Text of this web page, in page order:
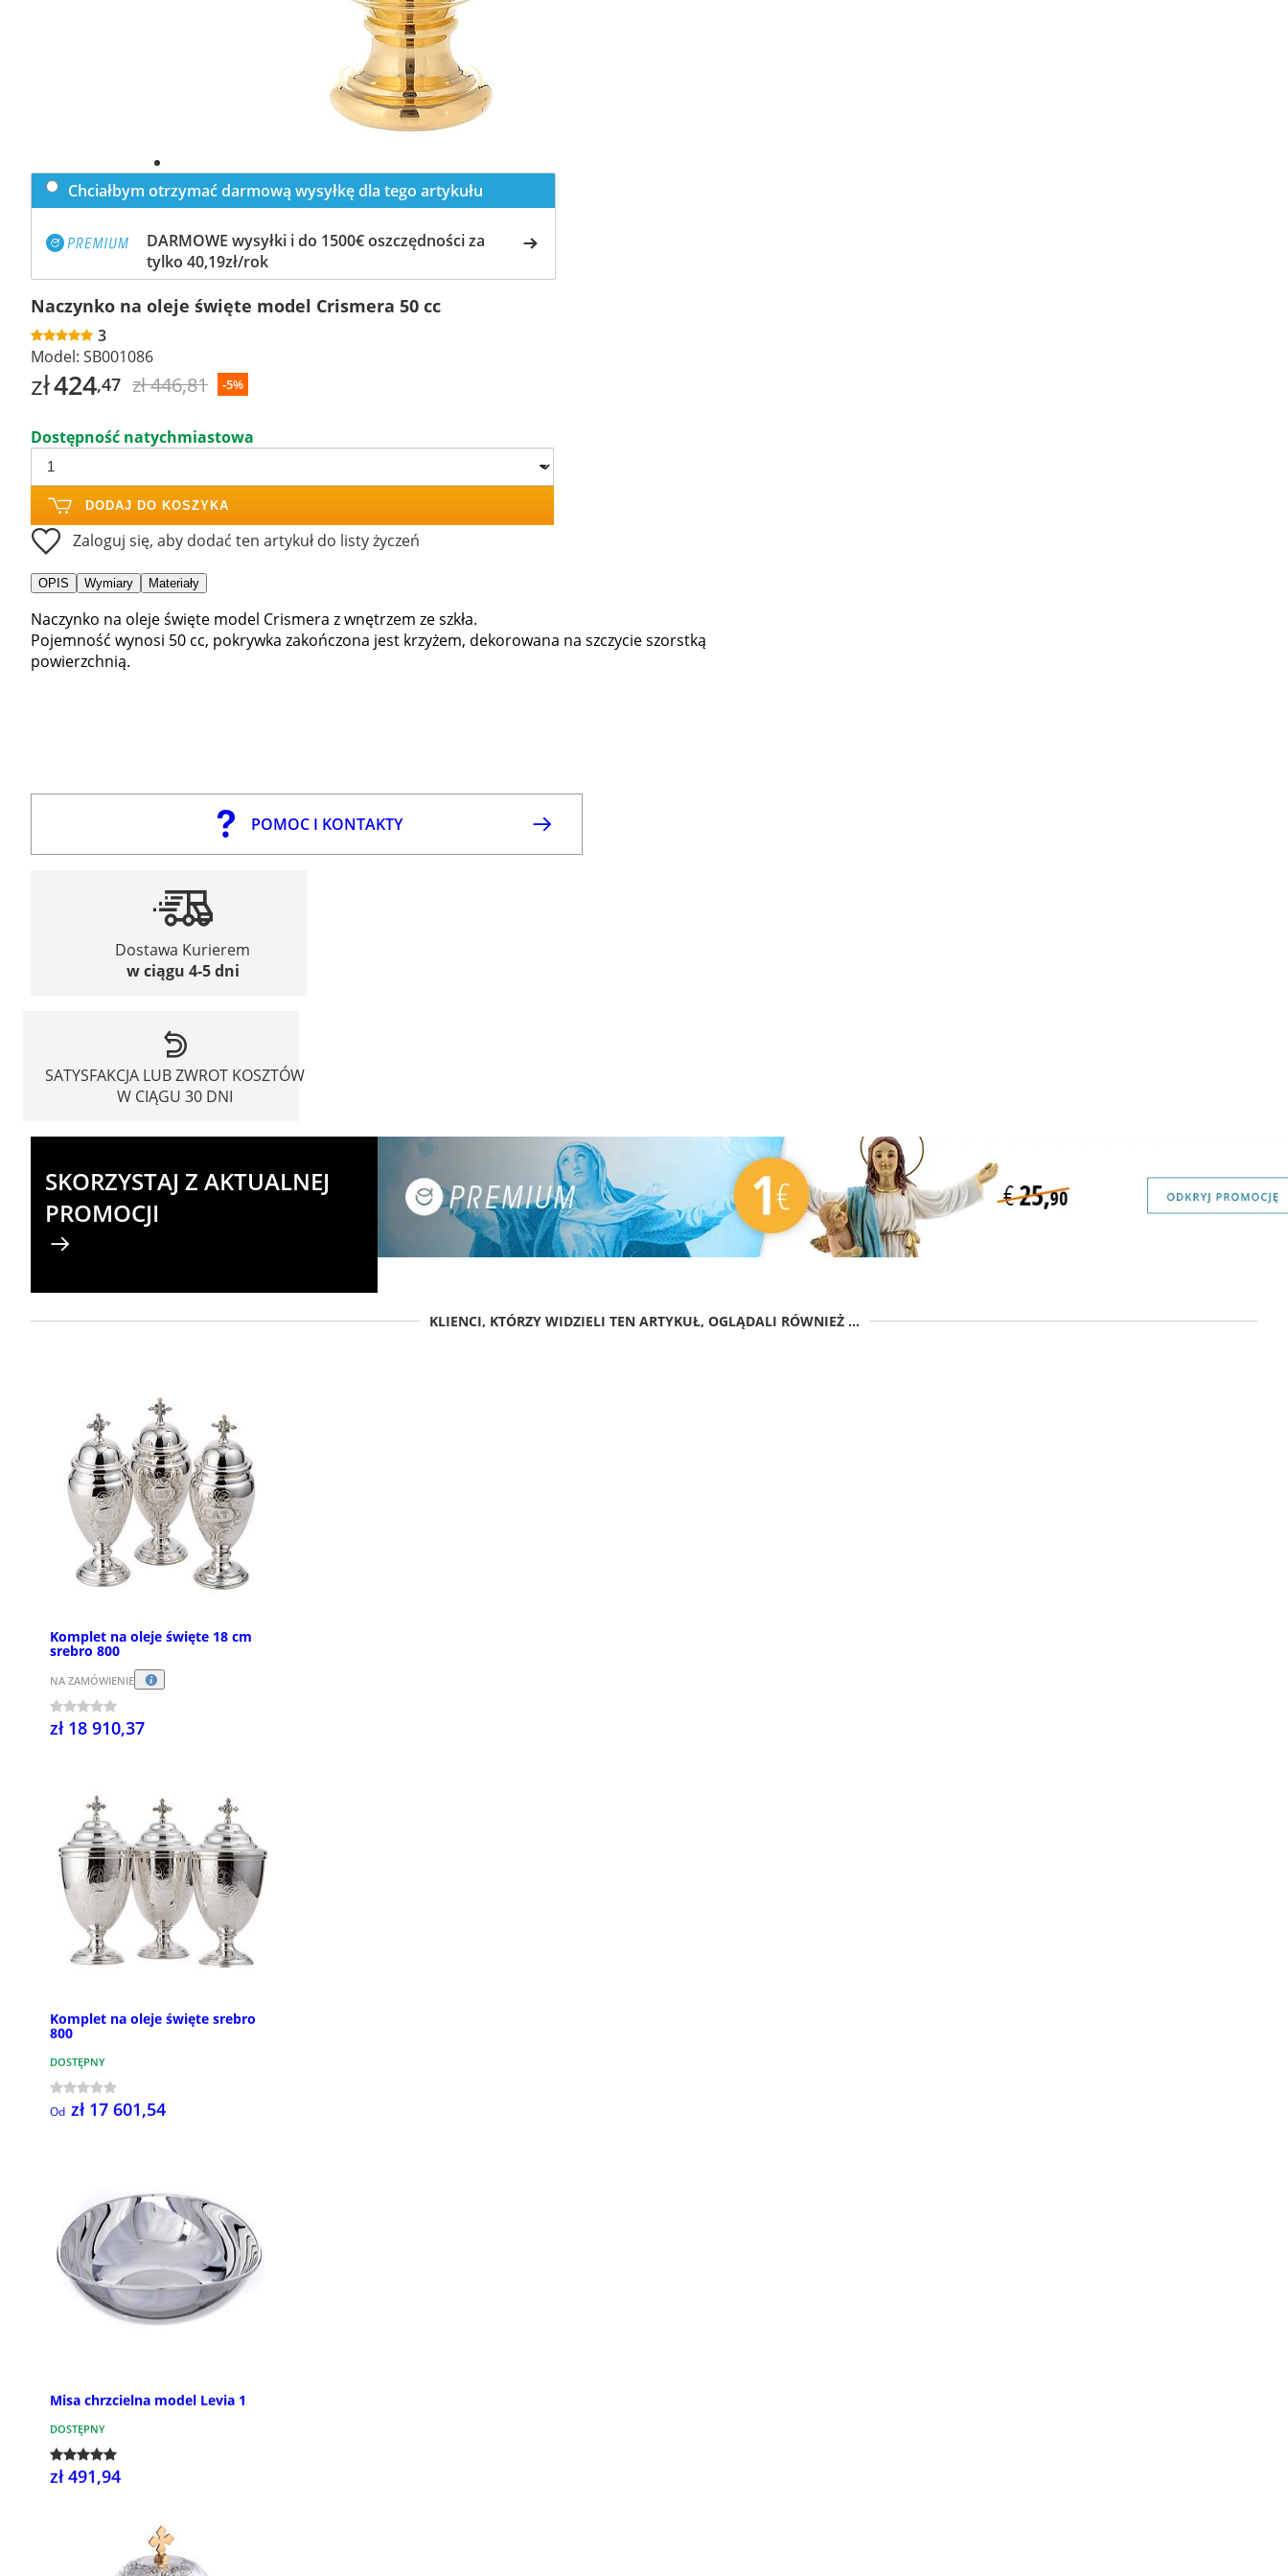
Chciałbym otrzymać darmową wysyłkę dla tego artykułu
DARMOWE wysyłki i do 1500€ oszczędności za
tylko 40,19zł/rok
Naczynko na oleje święte model Crismera 50 cc
3
Model: SB001086
zł424,47 zł 446,81 -5%
Dostępność natychmiastowa
DODAJ DO KOSZYKA
Zaloguj się, aby dodać ten artykuł do listy życzeń
OPIS Wymiary Materiały
Naczynko na oleje święte model Crismera z wnętrzem ze szkła.
Pojemność wynosi 50 cc, pokrywka zakończona jest krzyżem, dekorowana na szczycie szorstką
powierzchnią.
POMOC I KONTAKTY
Dostawa Kurierem
w ciągu 4-5 dni
SATYSFAKCJA LUB ZWROT KOSZTÓW
W CIĄGU 30 DNI
SKORZYSTAJ Z AKTUALNEJ
PROMOCJI
KLIENCI, KTÓRZY WIDZIELI TEN ARTYKUŁ, OGLĄDALI RÓWNIEŻ ...
Komplet na oleje święte 18 cm
srebro 800
NA ZAMÓWIENIE
zł 18 910,37
Komplet na oleje święte srebro
800
DOSTĘPNY
Od zł 17 601,54
Misa chrzcielna model Levia 1
DOSTĘPNY
zł 491,94